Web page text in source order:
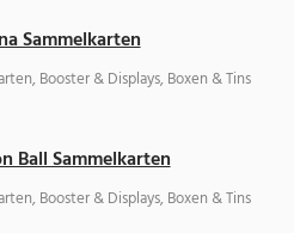
Sammelkarten
Booster & Displays, Boxen & Tins
Ball Sammelkarten
Booster & Displays, Boxen & Tins